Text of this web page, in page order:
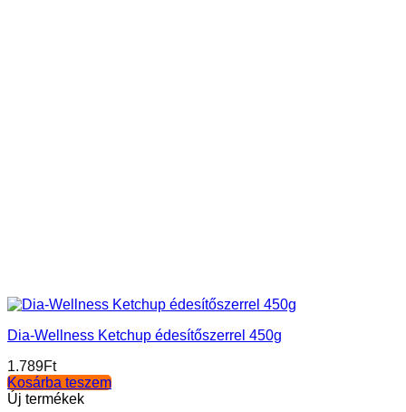
Dia-Wellness Ketchup édesítőszerrel 450g
1.789Ft
Kosárba teszem
Új termékek